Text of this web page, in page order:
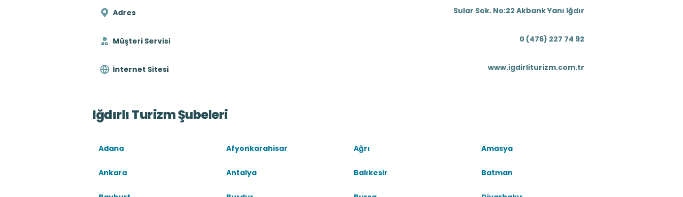
Adres Sular Sok. No:22 Akbank Yanı Iğdır
Müşteri Servisi 0 (476) 227 74 92
İnternet Sitesi www.igdirliturizm.com.tr
Iğdırlı Turizm Şubeleri
Adana Afyonkarahisar Ağrı Amasya
Ankara Antalya Balıkesir Batman